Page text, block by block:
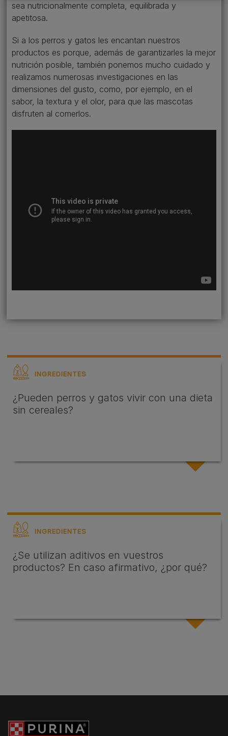
sea nutricionalmente completa, equilibrada y
apetitosa.
Si a los perros y gatos les encantan nuestros
productos es porque, además de garantizarles la mejor
nutrición posible, también ponemos mucho cuidado y
realizamos numerosas investigaciones en las
dimensiones del gusto, como, por ejemplo, en el
sabor, la textura y el olor, para que las mascotas
disfruten al comerlos.
INGREDIENTES
¿Pueden perros y gatos vivir con una dieta
sin cereales?
INGREDIENTES
¿Se utilizan aditivos en vuestros
productos? En caso afirmativo, ¿por qué?